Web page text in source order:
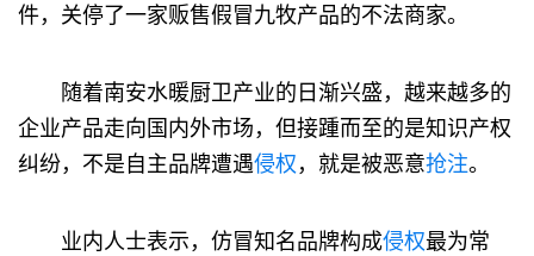
件，关停了一家贩售假冒九牧产品的不法商家。
随着南安水暖厨卫产业的日渐兴盛，越来越多的
企业产品走向国内外市场，但接踵而至的是知识产权
纠纷，不是自主品牌遭遇侵权，就是被恶意抢注。
业内人士表示，仿冒知名品牌构成侵权最为常